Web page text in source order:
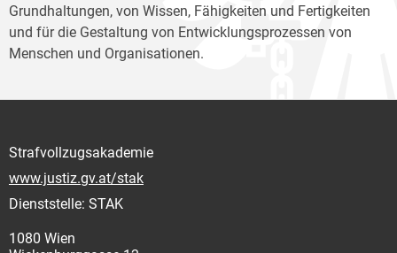
Grundhaltungen, von Wissen, Fähigkeiten und Fertigkeiten
und für die Gestaltung von Entwicklungsprozessen von
Menschen und Organisationen.
Strafvollzugsakademie
www.justiz.gv.at/stak
Dienststelle: STAK
1080 Wien